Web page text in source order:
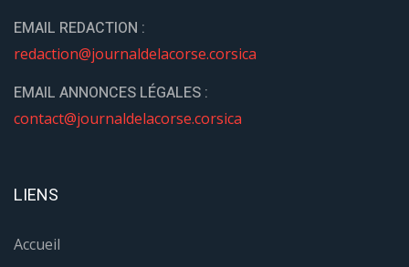
EMAIL REDACTION :
redaction@journaldelacorse.corsica
EMAIL ANNONCES LÉGALES :
contact@journaldelacorse.corsica
LIENS
Accueil